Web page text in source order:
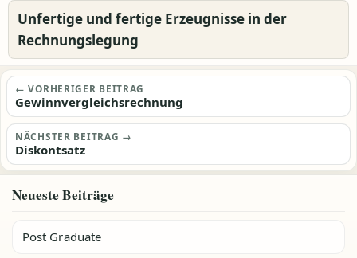
Unfertige und fertige Erzeugnisse in der
Rechnungslegung
Beitragsnavigation
← VORHERIGER BEITRAG
Gewinnvergleichsrechnung
NÄCHSTER BEITRAG →
Diskontsatz
Neueste Beiträge
Post Graduate